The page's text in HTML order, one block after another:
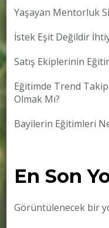
Yaşayan Mentorluk
İstek Eşit Değildir
Satış Ekiplerinin
Eğitimde Trend
Olmak Mı?
Bayilerin Eğitimleri
En Son
Görüntülenecek bir